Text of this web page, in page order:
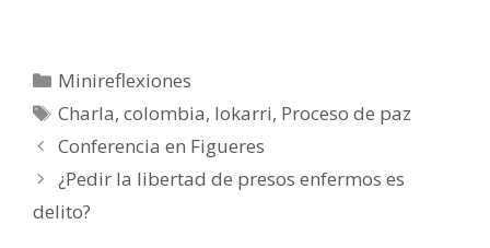
Categorías
Minireflexiones
Etiquetas
Charla,colombia, lokarri, Proceso de paz
Conferencia en Figueres
¿Pedir la libertad de presos enfermos es
delito?